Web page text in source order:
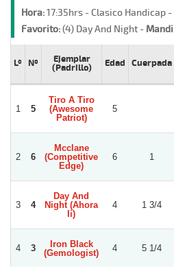
Hora:17:35hrs - Clasico Handicap
Favorito:(4) Day And Night -
Lº Nº
Ejemplar
(Padrillo)
Edad Cuerpada
1 5
Tiro A Tiro
(Awesome
Patriot)
5
2 6
Mcclane
(Competitive
Edge)
6 1
3 4
Day And
Night (Ahora
Ii)
4 1 3/4
4 3
Iron Black
(Gemologist)
4 5 1/4